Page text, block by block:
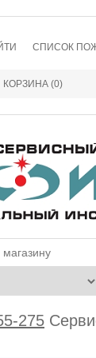
СПИСОК
КОРЗИНА (0)
275